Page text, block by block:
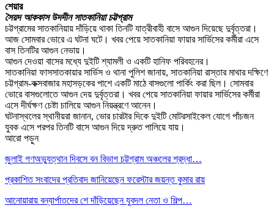
শেয়ার
সৈয়দ আককাস উদদীন সাতকানিয়া চট্টগ্রাম
চট্টগ্রামের সাতকানিয়ায় দাঁড়িয়ে থাকা তিনটি যাত্রীবাহী বাসে আগুন দিয়েছে দুর্বৃত্তরা।
আজ সোমবার ভোরে এ ঘটনা ঘটে। খবর পেয়ে সাতকানিয়া ফায়ার সার্ভিসের কর্মীরা এসে
বাস তিনটির আগুন নেভায়।
আগুন দেওয়া বাসের মধ্যে দুইটি শ্যামলী ও একটি হানিফ পরিবহনের।
সাতকানিয়া ফাসসাতকায়ার সার্ভিস ও থানা পুলিশ জানায়, সাতকানিয়া রাস্তার মাথার দক্ষিণে
চট্টগ্রাম-কক্সবাজার মহাসড়কের পাশে একটি মাঠে বাসগুলো পার্কিং করা ছিল। সোমবার
ভোরে বাসগুলোতে আগুন দেয় দুর্বৃত্তরা। খবর পেয়ে সাতকানিয়া ফায়ার সার্ভিসের কর্মীরা
এসে দীর্ঘক্ষণ চেষ্টা চালিয়ে আগুন নিয়ন্ত্রণে আনেন।
ঘটনাস্থলের স্থানীয়রা জানান, ভোর চারটার দিকে দুইটি মোটরসাইকেল যোগে পাঁচজন
যুবক এসে পরপর তিনটি বাসে আগুন দিয়ে দ্রুত পালিয়ে যায়।
আরো পড়ুন
জুলাই গণঅভ্যুত্থান দিবসে বন বিভাগ চট্টগ্রাম অঞ্চলের শ্রদ্ধা…
প্রকাশিত সংবাদের প্রতিবাদ জানিয়েছেন ফরেস্টার জয়ন্ত কুমার রায়
আনোয়ারায় বন্যার্পাতদের শে দাঁড়িয়েছেন যুবদল নেতা ও শিল্প…